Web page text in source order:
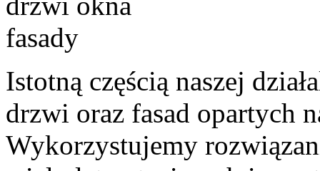
Istotną częścią naszej
drzwi oraz fasad opartych
Wykorzystujemy